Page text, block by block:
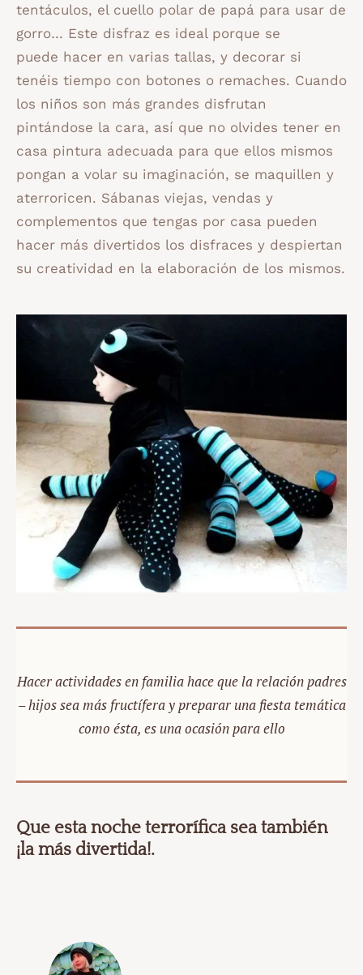
tentáculos, el cuello polar de papá para usar de
gorro… Este disfraz es ideal porque se
puede hacer en varias tallas, y decorar si
tenéis tiempo con botones o remaches. Cuando
los niños son más grandes disfrutan
pintándose la cara, así que no olvides tener en
casa pintura adecuada para que ellos mismos
pongan a volar su imaginación, se maquillen y
aterroricen. Sábanas viejas, vendas y
complementos que tengas por casa pueden
hacer más divertidos los disfraces y despiertan
su creatividad en la elaboración de los mismos.
Hacer actividades en familia hace que la relación padres
– hijos sea más fructífera y preparar una fiesta temática
como ésta, es una ocasión para ello
Que esta noche terrorífica sea también
¡la más divertida!.